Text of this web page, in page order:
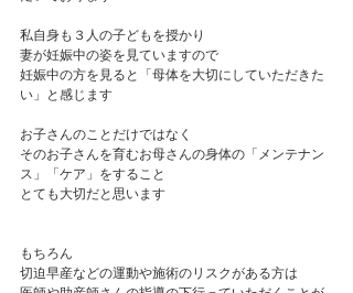
私自身も３人の子どもを授かり
妻が妊娠中の姿を見ていますので
妊娠中の方を見ると「母体を大切にしていただきた
い」と感じます
お子さんのことだけではなく
そのお子さんを育むお母さんの身体の「メンテナン
ス」「ケア」をすること
とても大切だと思います
もちろん
切迫早産などの運動や施術のリスクがある方は